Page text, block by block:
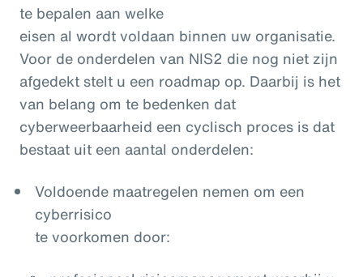
te bepalen aan welke
eisen al wordt voldaan binnen uw organisatie.
Voor de onderdelen van NIS2 die nog niet zijn
afgedekt stelt u een roadmap op. Daarbij is het
van belang om te bedenken dat
cyberweerbaarheid een cyclisch proces is dat
bestaat uit een aantal onderdelen:
Voldoende maatregelen nemen om een
cyberrisico
te voorkomen door: